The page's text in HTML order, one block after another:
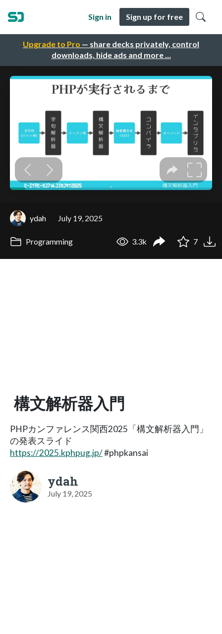
Upgrade to Pro — share decks privately, control
downloads, hide ads and more …
Sign in Sign up for free
ydah July 19, 2025
Programming 3.3k 7
構文解析器入門
PHPカンファレンス関西2025「構文解析器入門」
の発表スライド
https://2025.kphpug.jp/#phpkansai
ydah
July 19, 2025